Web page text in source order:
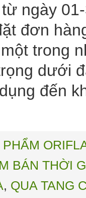
ngày
đơn
trong
dưới
đến
PHẨM
BÁN THỜI
, QUA TANG